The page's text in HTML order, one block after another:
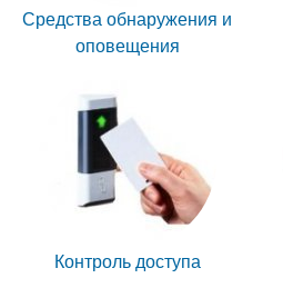
Средства обнаружения и
оповещения
Контроль доступа